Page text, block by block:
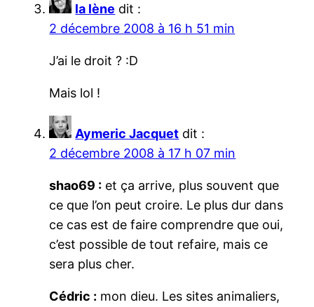
la lène dit :
2 décembre 2008 à 16 h 51 min
J’ai le droit ? :D
Mais lol !
Aymeric Jacquet dit :
2 décembre 2008 à 17 h 07 min
shao69 : et ça arrive, plus souvent que
ce que l’on peut croire. Le plus dur dans
ce cas est de faire comprendre que oui,
c’est possible de tout refaire, mais ce
sera plus cher.
Cédric : mon dieu. Les sites animaliers,